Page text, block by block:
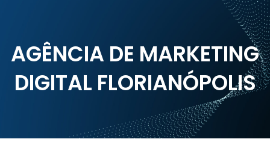
AGÊNCIA DE MARKETING
DIGITAL FLORIANÓPOLIS